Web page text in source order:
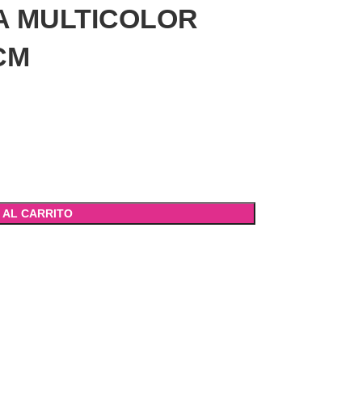
MULTICOLOR
AL CARRITO